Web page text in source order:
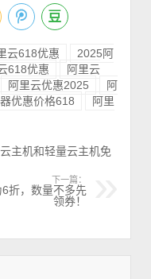
云618优惠
2025阿
618优惠
阿里云
阿里云优惠2025
阿
优惠价格618
阿里
主机和轻量云主机免
下一篇：
折，数量不多先
领券！